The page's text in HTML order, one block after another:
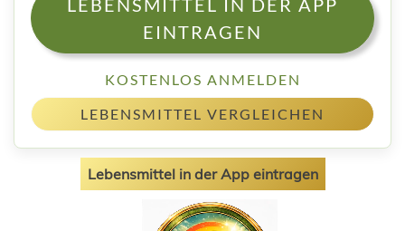
LEBENSMITTEL IN DER APP
EINTRAGEN
KOSTENLOS ANMELDEN
LEBENSMITTEL VERGLEICHEN
Lebensmittel in der App eintragen